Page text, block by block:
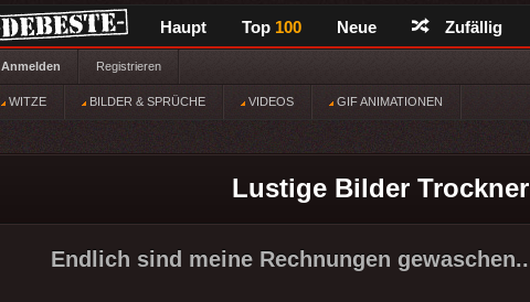
Haupt Top 100 Neue Zufällig
Anmelden Registrieren
WITZE BILDER & SPRÜCHE VIDEOS GIF ANIMATIONEN
Lustige Bilder Trockner
Endlich sind meine Rechnungen gewaschen..